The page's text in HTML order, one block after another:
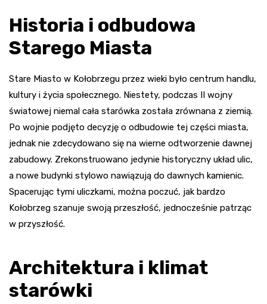
Historia i odbudowa
Starego Miasta
Stare Miasto w Kołobrzegu przez wieki było centrum handlu,
kultury i życia społecznego. Niestety, podczas II wojny
światowej niemal cała starówka została zrównana z ziemią.
Po wojnie podjęto decyzję o odbudowie tej części miasta,
jednak nie zdecydowano się na wierne odtworzenie dawnej
zabudowy. Zrekonstruowano jedynie historyczny układ ulic,
a nowe budynki stylowo nawiązują do dawnych kamienic.
Spacerując tymi uliczkami, można poczuć, jak bardzo
Kołobrzeg szanuje swoją przeszłość, jednocześnie patrząc
w przyszłość.
Architektura i klimat
starówki